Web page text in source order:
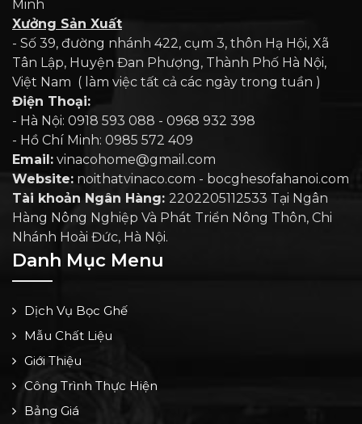
Minh
Xưởng Sản Xuất
- Số 39, đường nhánh 422, cụm 3, thôn Hạ Hội, Xã
Tân Lập, Huyện Đan Phượng, Thành Phố Hà Nội,
Việt Nam ( làm việc tất cả các ngày trong tuần )
Điện Thoại:
- Hà Nội: 0918 593 088 - 0968 932 398
- Hồ Chí Minh: 0985 572 409
Email: vinacohome@gmail.com
Website: noithatvinaco.com - bocghesofahanoi.com
Tài khoản Ngân Hàng: 2202205112533 Tại Ngân
Hàng Nông Nghiệp Và Phát Triển Nông Thôn, Chi
Nhánh Hoài Đức, Hà Nội.
Danh Mục Menu
Dịch Vụ Bọc Ghế
Mẫu Chất Liệu
Giới Thiệu
Công Trình Thực Hiện
Bảng Giá